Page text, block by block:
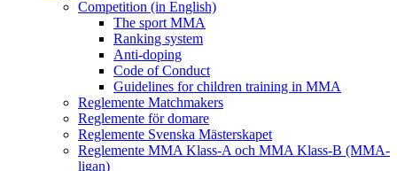
Competition (in English)
The sport MMA
Ranking system
Anti-doping
Code of Conduct
Guidelines for children training in MMA
Reglemente Matchmakers
Reglemente för domare
Reglemente Svenska Mästerskapet
Reglemente MMA Klass-A och MMA Klass-B (MMA-
ligan)